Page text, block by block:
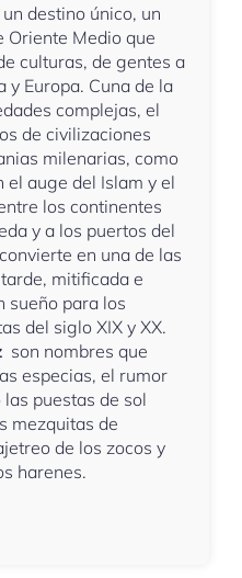
destino único, un
Oriente Medio que
culturas, de gentes a
Europa. Cuna de la
complejas, el
de civilizaciones
milenarias, como
el auge del Islam y el
los continentes
y a los puertos del
en una de las
mitificada e
sueño para los
del siglo XIX y XX.
son nombres que
especias, el rumor
puestas de sol
mezquitas de
de los zocos y
harenes.